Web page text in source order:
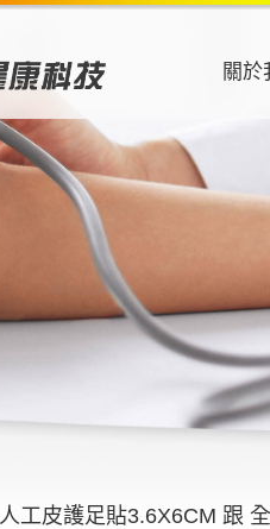
關於
人工皮護足貼3.6X6CM 跟